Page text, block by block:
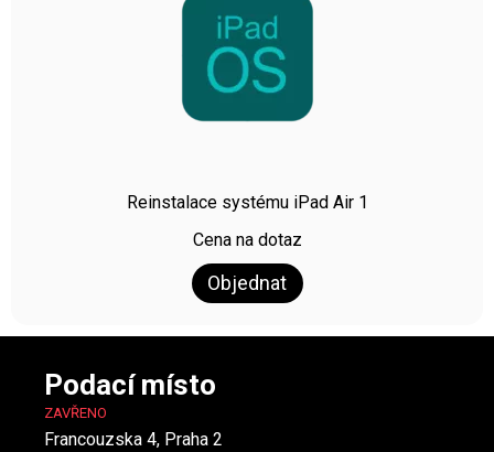
Reinstalace systému iPad Air 1
Cena na dotaz
Objednat
Podací místo
ZAVŘENO
Francouzska 4, Praha 2